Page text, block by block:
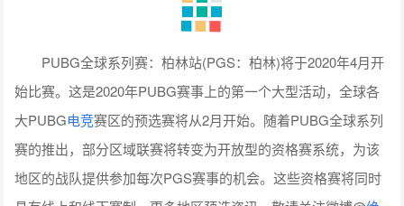
PUBG全球系列赛：柏林站(PGS：柏林)将于2020年4月开
始比赛。这是2020年PUBG赛事上的第一个大型活动，全球各
大PUBG电竞赛区的预选赛将从2月开始。随着PUBG全球系列
赛的推出，部分区域联赛将转变为开放型的资格赛系统，为该
地区的战队提供参加每次PGS赛事的机会。这些资格赛将同时